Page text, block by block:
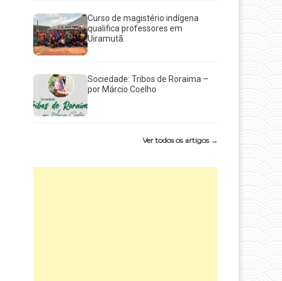
Curso de magistério indígena
qualifica professores em
Uiramutã
Sociedade: Tribos de Roraima –
por Márcio Coelho
Ver todos os artigos →